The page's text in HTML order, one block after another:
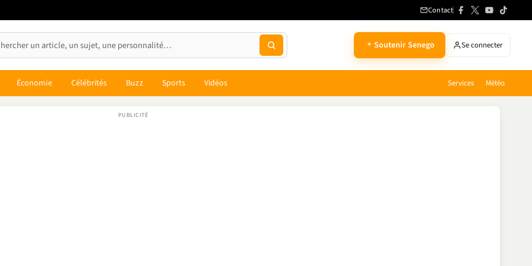
Contact
Soutenir Senego Se connecter
Économie Célébrités Buzz Sports Vidéos Services Météo